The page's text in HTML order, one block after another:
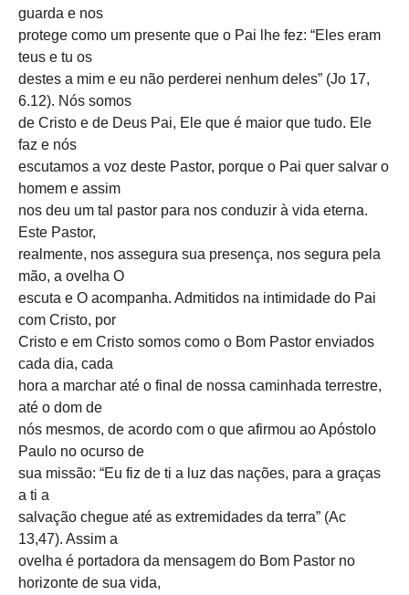
guarda e nos
protege como um presente que o Pai lhe fez: “Eles eram
teus e tu os
destes a mim e eu não perderei nenhum deles” (Jo 17,
6.12). Nós somos
de Cristo e de Deus Pai, Ele que é maior que tudo. Ele
faz e nós
escutamos a voz deste Pastor, porque o Pai quer salvar o
homem e assim
nos deu um tal pastor para nos conduzir à vida eterna.
Este Pastor,
realmente, nos assegura sua presença, nos segura pela
mão, a ovelha O
escuta e O acompanha. Admitidos na intimidade do Pai
com Cristo, por
Cristo e em Cristo somos como o Bom Pastor enviados
cada dia, cada
hora a marchar até o final de nossa caminhada terrestre,
até o dom de
nós mesmos, de acordo com o que afirmou ao Apóstolo
Paulo no ocurso de
sua missão: “Eu fiz de ti a luz das nações, para a graças
a ti a
salvação chegue até as extremidades da terra” (Ac
13,47). Assim a
ovelha é portadora da mensagem do Bom Pastor no
horizonte de sua vida,